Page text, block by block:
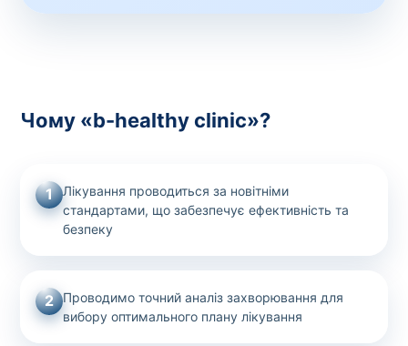
Чому «b-healthy clinic»?
1
Лікування проводиться за новітніми
стандартами, що забезпечує ефективність та
безпеку
2
Проводимо точний аналіз захворювання для
вибору оптимального плану лікування